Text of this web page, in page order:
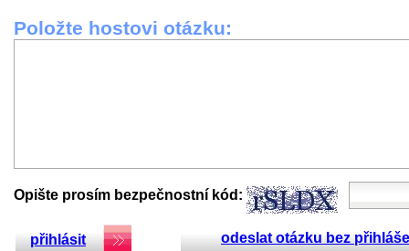
Položte hostovi otázku:
Opište prosím bezpečnostní kód:
přihlásit odeslat otázku bez